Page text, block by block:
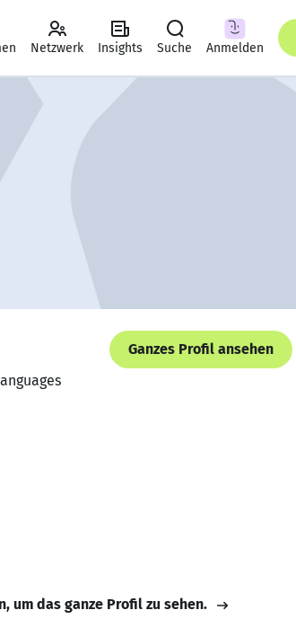
Netzwerk Insights Suche Anmelden
Ganzes Profil ansehen
um das ganze Profil zu sehen.